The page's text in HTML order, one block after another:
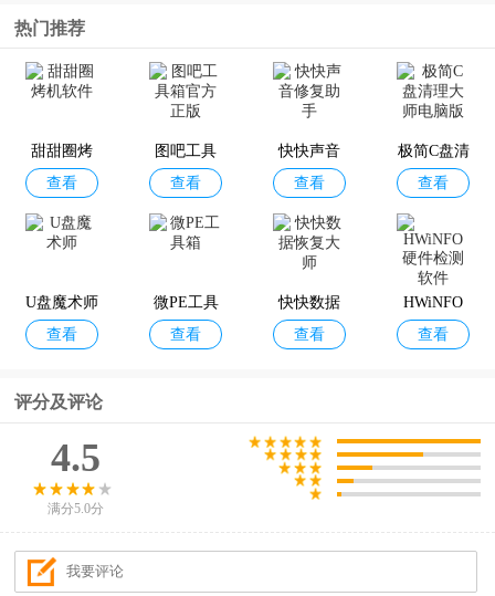
热门推荐
甜甜圈烤
机软件
查看
图吧工具
箱官方正
版
查看
快快声音
修复助手
查看
极简C盘清
理大师电
查看
U盘魔术师
查看
微PE工具
箱
查看
快快数据
恢复大师
查看
HWiNFO
硬件检测
查看
评分及评论
4.5
满分5.0分